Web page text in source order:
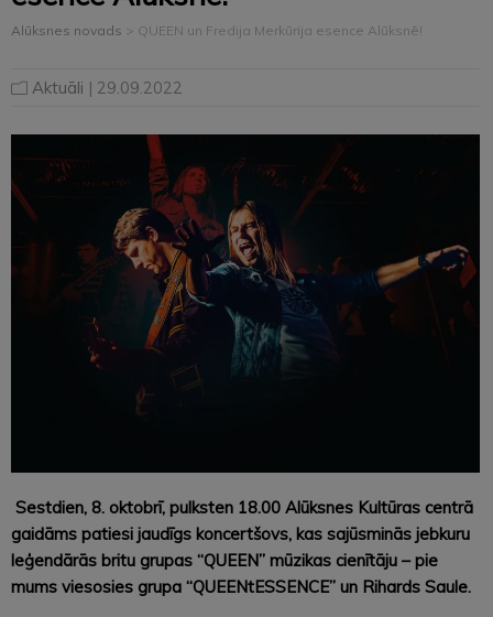
Alūksnes novads > QUEEN un Fredija Merkūrija esence Alūksnē!
Aktuāli | 29.09.2022
Sestdien, 8. oktobrī, pulksten 18.00 Alūksnes Kultūras centrā
gaidāms patiesi jaudīgs koncertšovs, kas sajūsminās jebkuru
leģendārās britu grupas “QUEEN” mūzikas cienītāju – pie
mums viesosies grupa “QUEENtESSENCE” un Rihards Saule.